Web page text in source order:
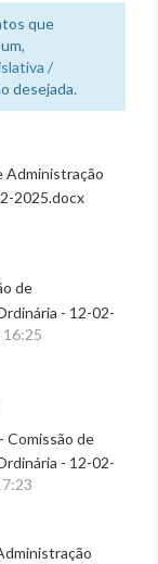
que
/
desejada.
Administração
2025.docx
de
- 12-02-
Comissão de
- 12-02-